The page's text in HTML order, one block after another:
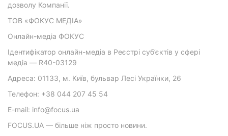
дозволу Компанії.
ТОВ «ФОКУС МЕДІА»
Онлайн-медіа ФОКУС
Ідентифікатор онлайн-медіа в Реєстрі суб’єктів у сфері
медіа — R40-03129
Адреса: 01133, м. Київ, бульвар Лесі Українки, 26
Телефон: +38 044 207 45 54
E-mail: info@focus.ua
FOCUS.UA — більше ніж просто новини.